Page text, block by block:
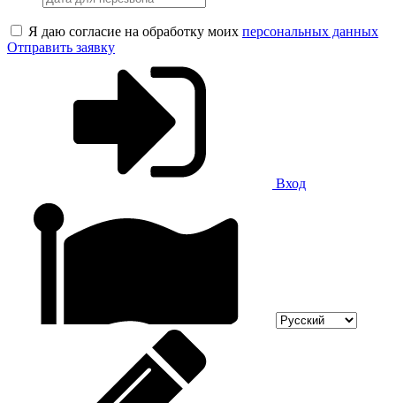
Я даю согласие на обработку моих персональных данных
Отправить заявку
Вход